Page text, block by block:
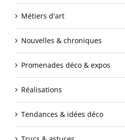
Métiers d'art
Nouvelles & chroniques
Promenades déco & expos
Réalisations
Tendances & idées déco